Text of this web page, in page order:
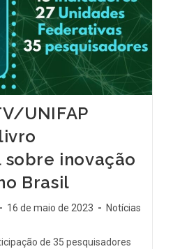
UNIFAP
inovação
Brasil
16 de maio de 2023 Notícias
de 35 pesquisadores